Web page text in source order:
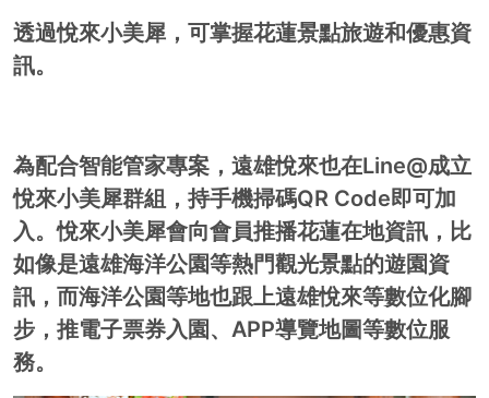
透過悅來小美犀，可掌握花蓮景點旅遊和優惠資
訊。
為配合智能管家專案，遠雄悅來也在Line@成立
悅來小美犀群組，持手機掃碼QR Code即可加
入。悅來小美犀會向會員推播花蓮在地資訊，比
如像是遠雄海洋公園等熱門觀光景點的遊園資
訊，而海洋公園等地也跟上遠雄悅來等數位化腳
步，推電子票券入園、APP導覽地圖等數位服
務。